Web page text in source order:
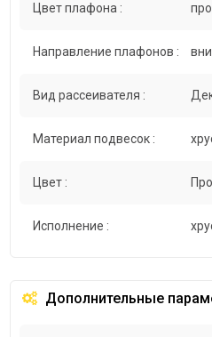
Цвет плафона :
Направление плафонов :
Вид рассеивателя :
Материал подвесок :
Цвет :
Исполнение :
Дополнительные